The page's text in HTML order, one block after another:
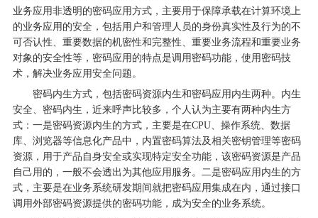
业务应用非透明的密码应用方式，主要用于保障承载在计算环境上
的业务应用的安全，包括用户和管理人员的身份真实性及行为的不
可否认性、重要数据的机密性和完整性、重要业务流程和重要业务
对象的安全性等，密码应用的特点是调用密码功能，使用密码技
术，解决业务应用安全问题。
密码内生方式，包括密码资源内生和密码应用内生两种。内生
安全、密码内生，近来呼声比较多，个人认为主要有两种内生方
式：一是密码资源内生的方式，主要是在CPU、操作系统、数据
库、浏览器等信息化产品中，内置密码算法及相关密钥管理等密码
资源，用于产品自身安全或实现特定安全功能，该密码资源是产品
自己用的，一般不会透出为其他应用服务。二是密码应用内生的方
式，主要是在业务系统研发期间就把密码应用集成在内，通过接口
调用外部密码资源提供的密码功能，成为安全的业务系统。